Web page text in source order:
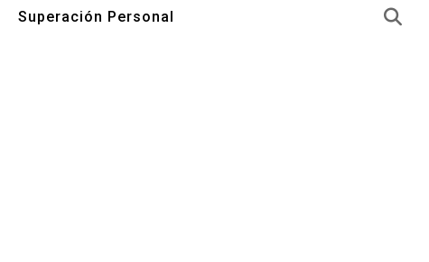
Superación Personal